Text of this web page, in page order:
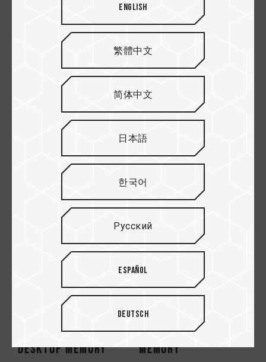
DARK DDR4 DESKTOP
MEMORY RED
DARK DDR4 DESKTOP
MEMORY GRAY
XTREEM DDR4
DESKTOP MEMORY
ZEUS DDR4 DESKTOP
MEMORY
English
繁體中文
简体中文
日本語
한국어
Русский
Español
Deutsch